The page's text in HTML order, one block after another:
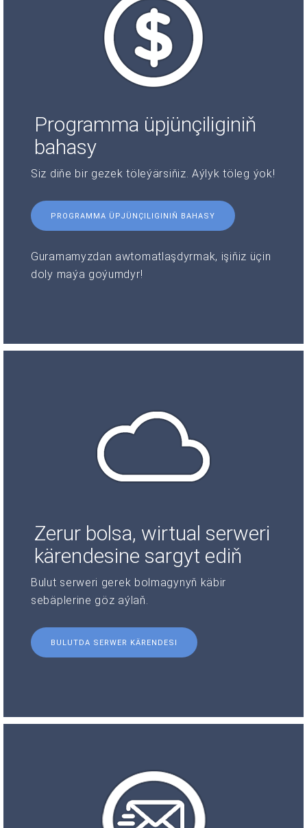
Programma üpjünçiliginiň
bahasy
Siz diňe bir gezek töleýärsiňiz. Aýlyk töleg ýok!
PROGRAMMA ÜPJÜNÇILIGINIŇ BAHASY
Guramamyzdan awtomatlaşdyrmak, işiňiz üçin
doly maýa goýumdyr!
Zerur bolsa, wirtual serweri
kärendesine sargyt ediň
Bulut serweri gerek bolmagynyň käbir
sebäplerine göz aýlaň.
BULUTDA SERWER KÄRENDESI